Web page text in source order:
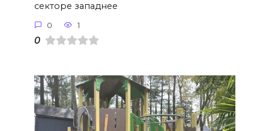
секторе западнее
0 1
0